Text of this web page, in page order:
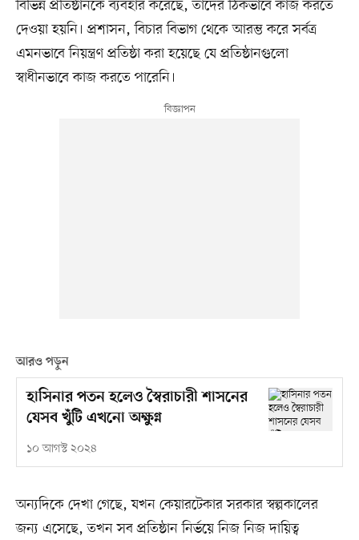
বিভিন্ন প্রতিষ্ঠানকে ব্যবহার করেছে, তাদের ঠিকভাবে কাজ করতে
দেওয়া হয়নি। প্রশাসন, বিচার বিভাগ থেকে আরম্ভ করে সর্বত্র
এমনভাবে নিয়ন্ত্রণ প্রতিষ্ঠা করা হয়েছে যে প্রতিষ্ঠানগুলো
স্বাধীনভাবে কাজ করতে পারেনি।
আরও পড়ুন
হাসিনার পতন হলেও স্বৈরাচারী শাসনের
যেসব খুঁটি এখনো অক্ষুণ্ন
১০ আগস্ট ২০২৪
অন্যদিকে দেখা গেছে, যখন কেয়ারটেকার সরকার স্বল্পকালের
জন্য এসেছে, তখন সব প্রতিষ্ঠান নির্ভয়ে নিজ নিজ দায়িত্ব